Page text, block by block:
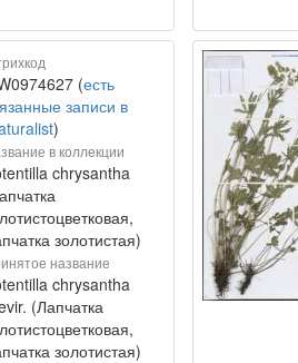
(есть
записи в
)
в коллекции
chrysantha
золотистая)
название
chrysantha
(Лапчатка
золотистая)